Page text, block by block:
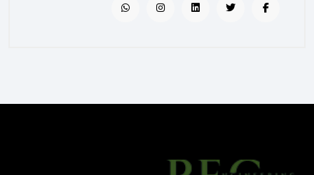
الإشراف المتكامل؟
المباني أكثر إنسانية